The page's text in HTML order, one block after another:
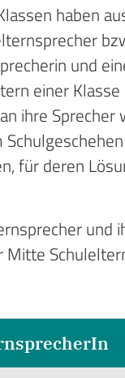
haben
und
einer
ihre Sprecher
für deren
und
Mitte